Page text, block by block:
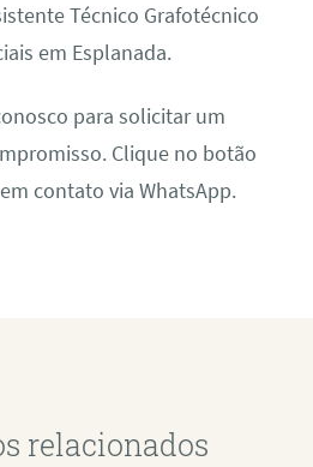
Técnico Grafotécnico
em Esplanada.
para solicitar um
Clique no botão
contato via WhatsApp.
relacionados